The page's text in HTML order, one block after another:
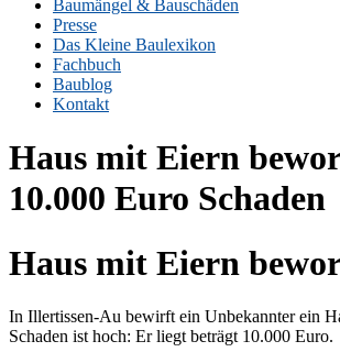
Baumängel & Bauschäden
Presse
Das Kleine Baulexikon
Fachbuch
Baublog
Kontakt
Haus mit Eiern
10.000 Euro Schaden
Haus mit Eiern
In Illertissen-Au bewirft ein Unbekannter ein
Schaden ist hoch: Er liegt beträgt 10.000 Euro.